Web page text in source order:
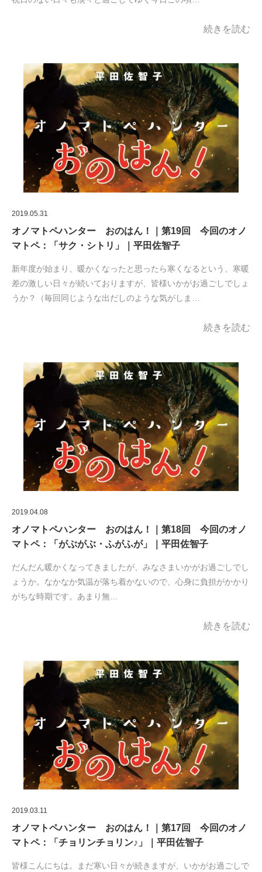
続きを読む
2019.05.31
オノマトペハンター おのはん！｜第19回 今回のオノ
マトペ：「サク・シトリ」｜平田佐智子
新年度が始まり、暖かくなったと思ったら寒くなるという、寒暖
差の激しい日々が続いておりますが、皆様いかがお過ごしでしょ
うか？（毎回同じような出だしのような気がしま…
続きを読む
2019.04.08
オノマトペハンター おのはん！｜第18回 今回のオノ
マトペ：「がぶがぶ・ふがふが」｜平田佐智子
だんだん暖かくなってきましたが、みなさまいかがお過ごしでし
ょうか。なかなか気温が落ち着かないので、心身に負担がかかり
がちな時期です。あまり無…
続きを読む
2019.03.11
オノマトペハンター おのはん！｜第17回 今回のオノ
マトペ：「チョリンチョリン♪」｜平田佐智子
皆様こんにちは。まだ寒い日々が続きますが、いかがお過ごしで